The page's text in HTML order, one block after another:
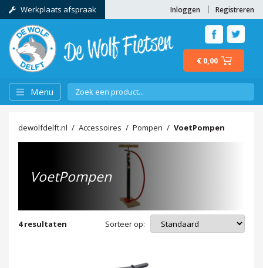
Werkplaats afspraak Registreren
Inloggen
€ 0,00
Menu
dewolfdelft.nl Accessoires Pompen VoetPompen
VoetPompen
4resultaten Sorteer op: